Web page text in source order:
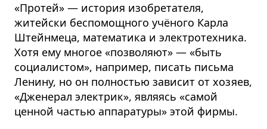
«Протей» — история изобретателя,
житейски беспомощного учёного Карла
Штейнмеца, математика и электротехника.
Хотя ему многое «позволяют» — «быть
социалистом», например, писать письма
Ленину, но он полностью зависит от хозяев,
«Дженерал электрик», являясь «самой
ценной частью аппаратуры» этой фирмы.